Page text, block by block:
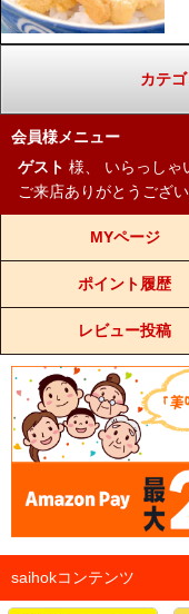
カテ
会員様メニュー
ゲスト 様、
いらっしゃ
ご来店ありがとうござい
MYページ
ポイント履歴
レビュー投稿
saihokコンテンツ